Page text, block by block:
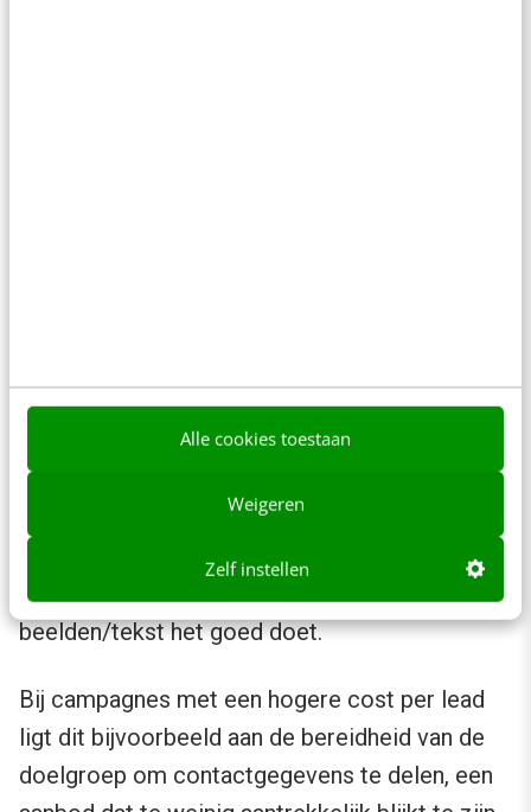
Alle cookies toestaan
Weigeren
Zelf instellen
Bij campagnes met een lagere cost per lead
zien we doorgaans dat we hier een aanzienlijk
deel van de doelgroep in de eerdere fases
meerdere keren konden bereiken (>60%) en dat
in deze fases ook duidelijk te zien was welke
beelden/tekst het goed doet.
Bij campagnes met een hogere cost per lead
ligt dit bijvoorbeeld aan de bereidheid van de
doelgroep om contactgegevens te delen, een